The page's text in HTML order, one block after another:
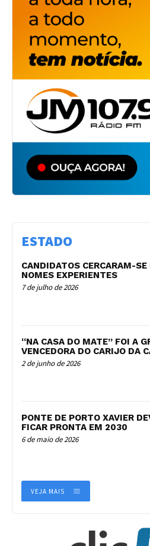
ESTADO
CANDIDATOS CERCARAM-SE
NOMES EXPERIENTES
7 de julho de 2026
“NA CASA DO MATE” FOI A
VENCEDORA DO CARIJO DA
2 de junho de 2026
PONTE DE PORTO XAVIER
FICAR PRONTA EM 2030
6 de maio de 2026
VEJA MAIS